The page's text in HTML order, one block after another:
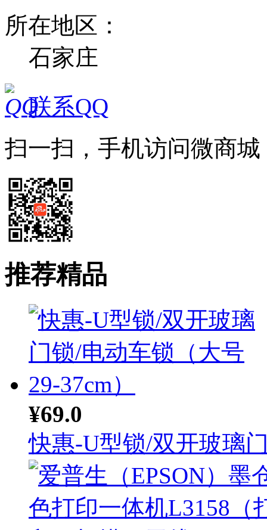
所在地区：
石家庄
联系QQ
扫一扫，手机访问微商城
推荐精品
¥69.0
快惠-U型锁/双开玻璃